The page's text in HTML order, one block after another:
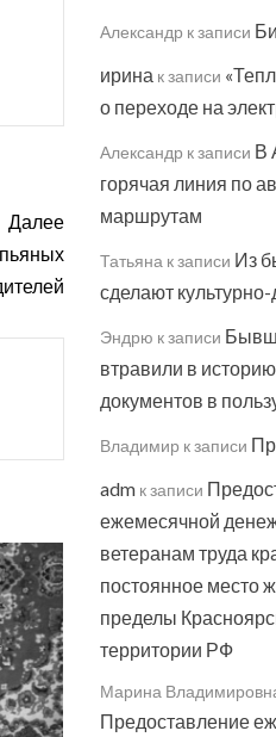
Далее
Александр к записи
иринак записи
о переходе на
Александр к записи В
горячая линия по
маршрутам
Татьянак записи Из
сделают
Эндрю к записи
втравили в
документов в
Владимир к записи
admк записи
ежемесячной
ветеранам труда
постоянное место
пределы
территории РФ
Марина
Предоставление